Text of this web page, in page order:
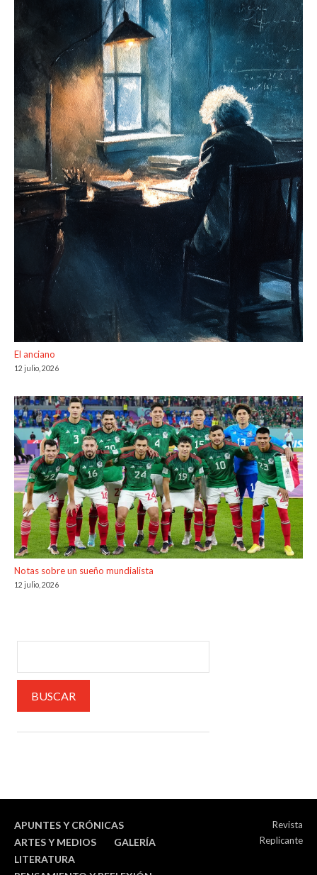
El anciano
12 julio, 2026
Notas sobre un sueño mundialista
12 julio, 2026
APUNTES Y CRÓNICAS
ARTES Y MEDIOS
GALERÍA
LITERATURA
Revista
Replicante